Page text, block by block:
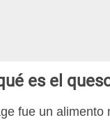
es el
fue un